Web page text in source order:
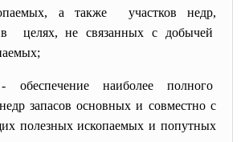
а также участков недр,
в целях, не связанных с добычей
- обеспечение наиболее полного
запасов основных и совместно с
полезных ископаемых и попутных